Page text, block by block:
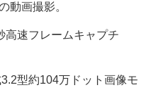
動画撮影。
高速フレームキャプチ
型約104万ドット画像モ